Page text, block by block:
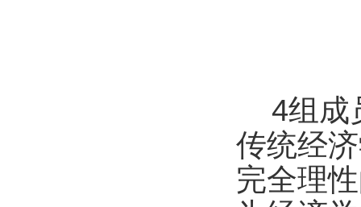
4组成
传统经
完全理